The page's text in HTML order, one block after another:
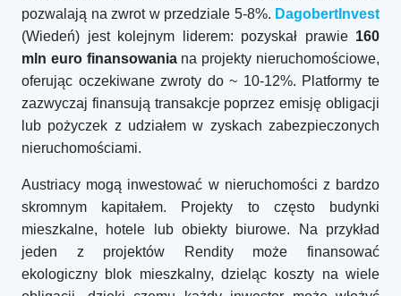
pozwalają na zwrot w przedziale 5-8%. DagobertInvest
(Wiedeń) jest kolejnym liderem: pozyskał prawie 160
mln euro finansowaniana projekty nieruchomościowe,
oferując oczekiwane zwroty do ~ 10-12%. Platformy te
zazwyczaj finansują transakcje poprzez emisję obligacji
lub pożyczek z udziałem w zyskach zabezpieczonych
nieruchomościami.
Austriacy mogą inwestować w nieruchomości z bardzo
skromnym kapitałem. Projekty to często budynki
mieszkalne, hotele lub obiekty biurowe. Na przykład
jeden z projektów Rendity może finansować
ekologiczny blok mieszkalny, dzieląc koszty na wiele